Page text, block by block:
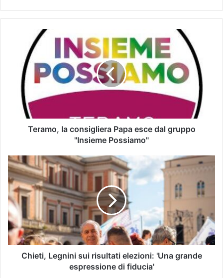
Teramo, la consigliera Papa esce dal gruppo
"Insieme Possiamo"
Chieti, Legnini sui risultati elezioni: 'Una grande
espressione di fiducia'